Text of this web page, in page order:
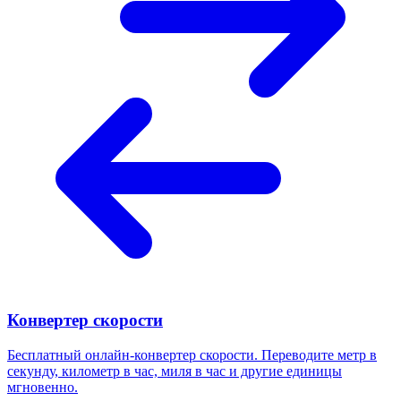
Конвертер скорости
Бесплатный онлайн-конвертер скорости. Переводите метр в
секунду, километр в час, миля в час и другие единицы
мгновенно.